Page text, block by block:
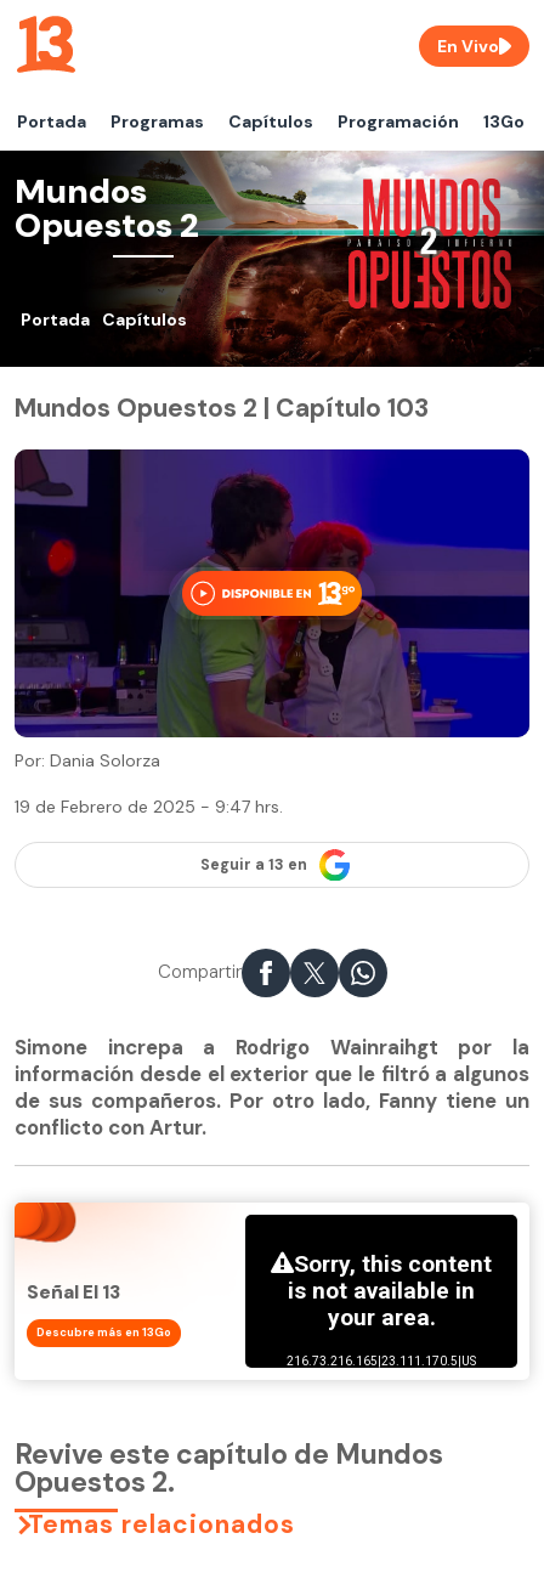
Portada Programas Capítulos Programación 13Go
En Vivo
Mundos
Opuestos 2
Portada Capítulos
Mundos Opuestos 2 | Capítulo 103
Por: Dania Solorza
19 de Febrero de 2025 - 9:47 hrs.
Seguir a 13 en
Compartir
Simone increpa a Rodrigo Wainraihgt por la
información desde el exterior que le filtró a algunos
de sus compañeros. Por otro lado, Fanny tiene un
conflicto con Artur.
Señal El 13
Descubre más en 13Go
Revive este capítulo de Mundos
Opuestos 2.
Temas relacionados